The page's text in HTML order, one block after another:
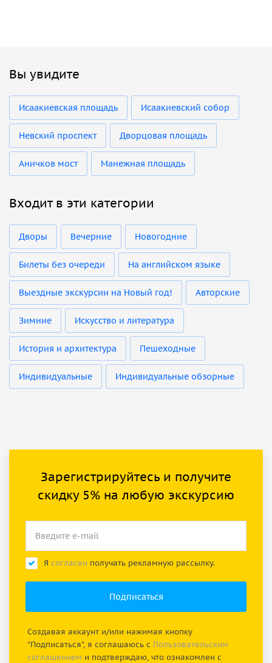
Вы увидите
Исаакиевская площадь Исаакиевский собор
Невский проспект Дворцовая площадь
Аничков мост Манежная площадь
Входит в эти категории
Дворы Вечерние Новогодние
Билеты без очереди На английском языке
Выездные экскурсии на Новый год! Авторские
Зимние Искусство и литература
История и архитектура Пешеходные
Индивидуальные Индивидуальные обзорные
Зарегистрируйтесь и получите
скидку 5% на любую экскурсию
Я согласен получать рекламную рассылку.
Создавая аккаунт и/или нажимая кнопку
"Подписаться", я соглашаюсь с Пользовательским
соглашением и подтверждаю, что ознакомлен с